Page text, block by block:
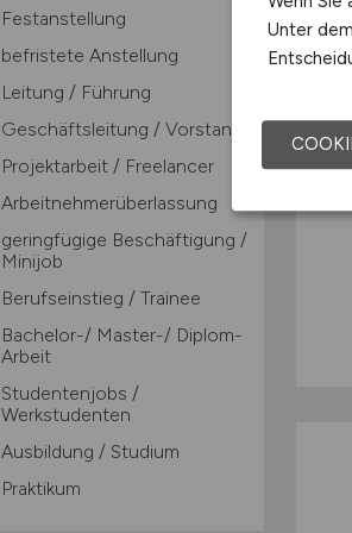
Festanstellung
befristete Anstellung
Leitung / Führung
Geschäftsleitung / Vorstand
Projektarbeit / Freelancer
Arbeitnehmerüberlassung
geringfügige Beschäftigung /
Minijob
Berufseinstieg / Trainee
Bachelor-/ Master-/ Diplom-
Arbeit
Studentenjobs /
Werkstudenten
Ausbildung / Studium
Praktikum
Unter